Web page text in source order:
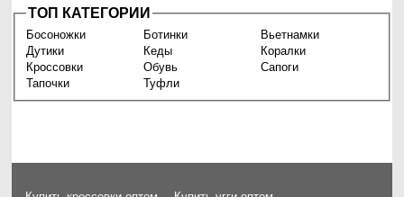
ТОП КАТЕГОРИИ
Босоножки Ботинки
Вьетнамки
Дутики
Кеды
Коралки
Кроссовки
Обувь
Сапоги
Тапочки
Туфли